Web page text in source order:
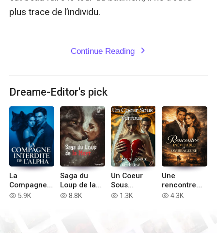
Continue Reading expand_more
Dreame-Editor's pick
La
Compagne
Interdite de
read 5.9K
Saga du
Loup de la
Mort
read 8.8K
Un Coeur
Sous
Verrous || :
read 1.3K
Une
rencontre
inévitable et
read 4.3K